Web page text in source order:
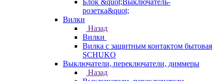
Блок &quot;Выключатель-
розетка&quot;
Вилки
Назад
Вилки
Вилка с защитным контактом бытовая
SCHUKO
Выключатели, переключатели, диммеры
Назад